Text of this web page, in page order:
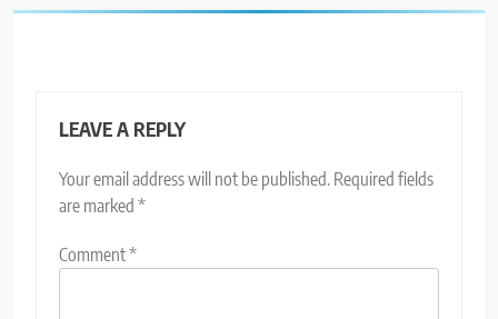
LEAVE A REPLY
Your email address will not be published. Required fields
are marked *
Comment*